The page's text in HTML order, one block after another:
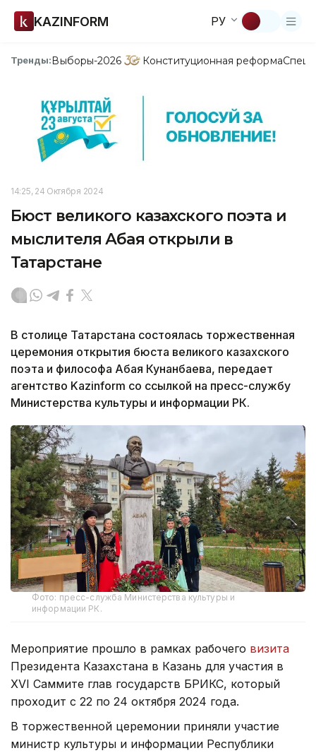
KAZINFORM РУ
Тренды:Выборы-2026 Конституционная реформа
14:25, 24 Октября 2024
Бюст великого казахского поэта и
мыслителя Абая открыли в
Татарстане
В столице Татарстана состоялась торжественная
церемония открытия бюста великого казахского
поэта и философа Абая Кунанбаева, передает
агентство Kazinform со ссылкой на пресс-службу
Министерства культуры и информации РК.
Фото: пресс-служба Министерства культуры и
информации РК.
Мероприятие прошло в рамках рабочего визита
Президента Казахстана в Казань для участия в
XVI Саммите глав государств БРИКС, который
проходит с 22 по 24 октября 2024 года.
В торжественной церемонии приняли участие
министр культуры и информации Республики